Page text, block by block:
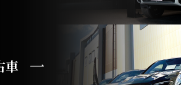
車